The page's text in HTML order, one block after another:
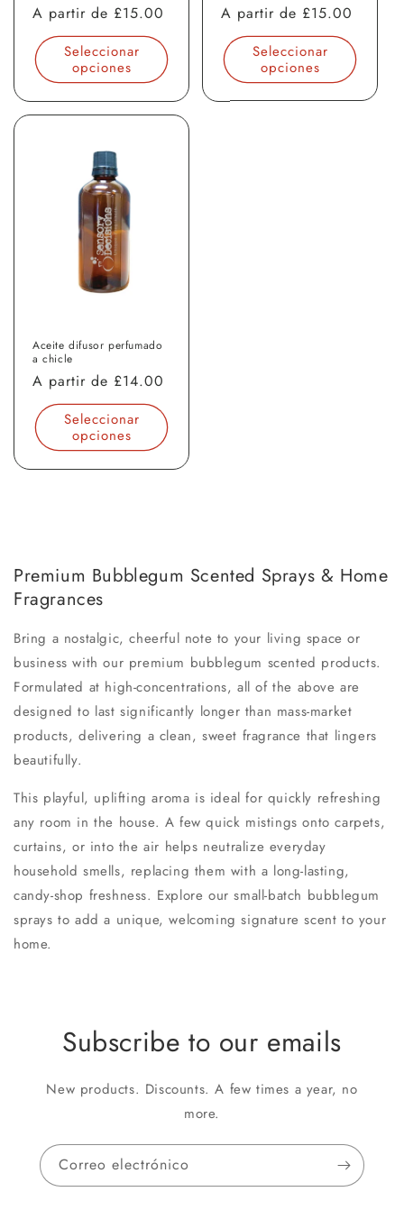
Precio
habitual
A partir de £15.00
Seleccionar
opciones
Precio
habitual
A partir de £15.00
Seleccionar
opciones
Aceite difusor perfumado
a chicle
Precio
habitual
A partir de £14.00
Seleccionar
opciones
Premium Bubblegum Scented Sprays & Home
Fragrances
Bring a nostalgic, cheerful note to your living space or
business with our premium bubblegum scented products.
Formulated at high-concentrations, all of the above are
designed to last significantly longer than mass-market
products, delivering a clean, sweet fragrance that lingers
beautifully.
This playful, uplifting aroma is ideal for quickly refreshing
any room in the house. A few quick mistings onto carpets,
curtains, or into the air helps neutralize everyday
household smells, replacing them with a long-lasting,
candy-shop freshness. Explore our small-batch bubblegum
sprays to add a unique, welcoming signature scent to your
home.
Subscribe to our emails
New products. Discounts. A few times a year, no
more.
Correo electrónico